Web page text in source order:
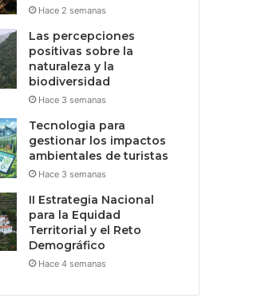
Hace 2 semanas
Las percepciones
positivas sobre la
naturaleza y la
biodiversidad
Hace 3 semanas
Tecnologia para
gestionar los impactos
ambientales de turistas
Hace 3 semanas
II Estrategia Nacional
para la Equidad
Territorial y el Reto
Demográfico
Hace 4 semanas